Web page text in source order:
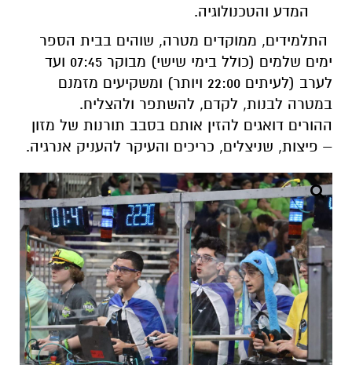
המדע והטכנולוגיה.
התלמידים, ממוקדים מטרה, שוהים בבית הספר
ימים שלמים (כולל בימי שישי) מבוקר 07:45 ועד
לערב (לעיתים 22:00 ויותר) ומשקיעים מזמנם
במטרה לבנות, לקדם, להשתפר ולהצליח.
ההורים דואגים להזין אותם בסבב תורנות של מזון
– פיצות, שניצלים, כריכים והעיקר להעניק אנרגיה.